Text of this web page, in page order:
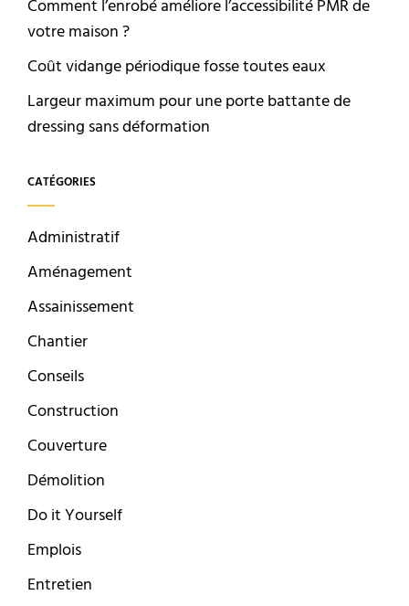
Comment l’enrobé améliore l’accessibilité PMR de
votre maison ?
Coût vidange périodique fosse toutes eaux
Largeur maximum pour une porte battante de
dressing sans déformation
CATÉGORIES
Administratif
Aménagement
Assainissement
Chantier
Conseils
Construction
Couverture
Démolition
Do it Yourself
Emplois
Entretien